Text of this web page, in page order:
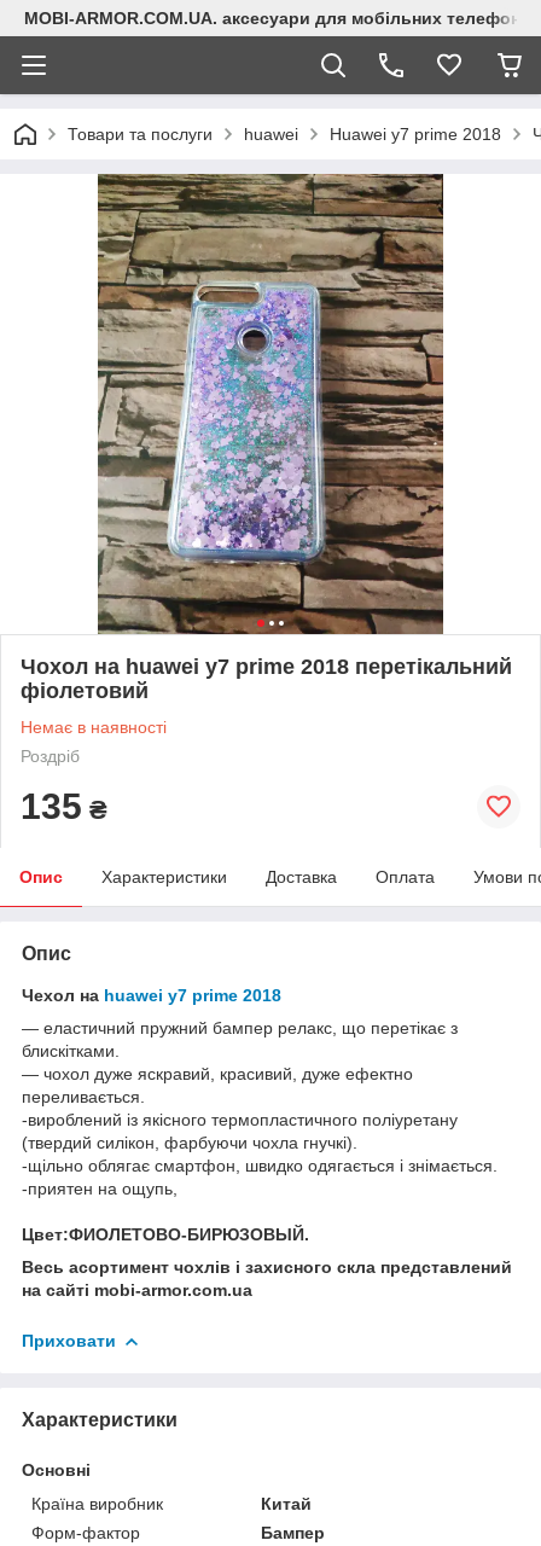
MOBI-ARMOR.COM.UA. аксесуари для мобільних телефонів
Товари та послуги huawei Huawei y7 prime 2018
Чохол на huawei y7 prime 2018 перетікальний
фіолетовий
Немає в наявності
Роздріб
135 ₴
Опис Характеристики Доставка Оплата Умови
Опис
Чехол на huawei y7 prime 2018
— еластичний пружний бампер релакс, що перетікає з
блискітками.
— чохол дуже яскравий, красивий, дуже ефектно
переливається.
-вироблений із якісного термопластичного поліуретану
(твердий силікон, фарбуючи чохла гнучкі).
-щільно облягає смартфон, швидко одягається і знімається.
-приятен на ощупь,
Цвет:ФИОЛЕТОВО-БИРЮЗОВЫЙ.
Весь асортимент чохлів і захисного скла представлений
на сайті mobi-armor.com.ua
Приховати
Характеристики
Основні
Країна виробник
Китай
Форм-фактор
Бампер